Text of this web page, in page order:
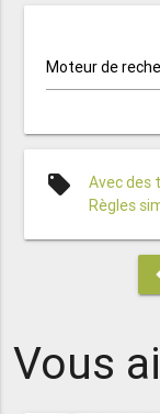
Moteur de
local_offer Avec
Règles
Vous